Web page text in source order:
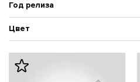
Год релиза
Цвет